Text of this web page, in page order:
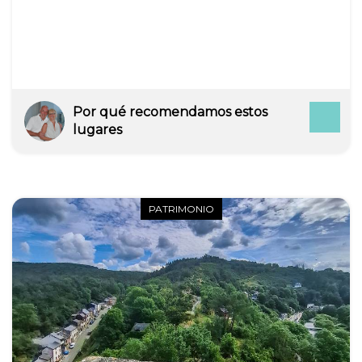
Por qué recomendamos estos
lugares
PATRIMONIO